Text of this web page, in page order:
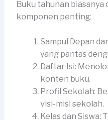
Buku tahunan biasanya
komponen penting:
Sampul Depan
yang pantas
Daftar Isi:
konten buku.
Profil Sekolah:
visi-misi sekolah.
Kelas dan Siswa: